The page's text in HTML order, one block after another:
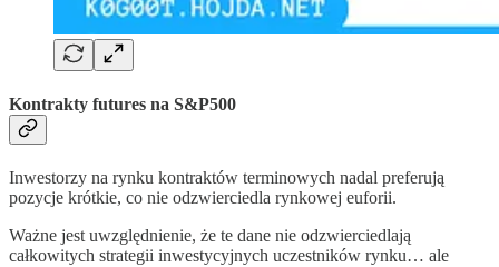
Kontrakty futures na S&P500
Inwestorzy na rynku kontraktów terminowych nadal preferują
pozycje krótkie, co nie odzwierciedla rynkowej euforii.
Ważne jest uwzględnienie, że te dane nie odzwierciedlają
całkowitych strategii inwestycyjnych uczestników rynku… ale